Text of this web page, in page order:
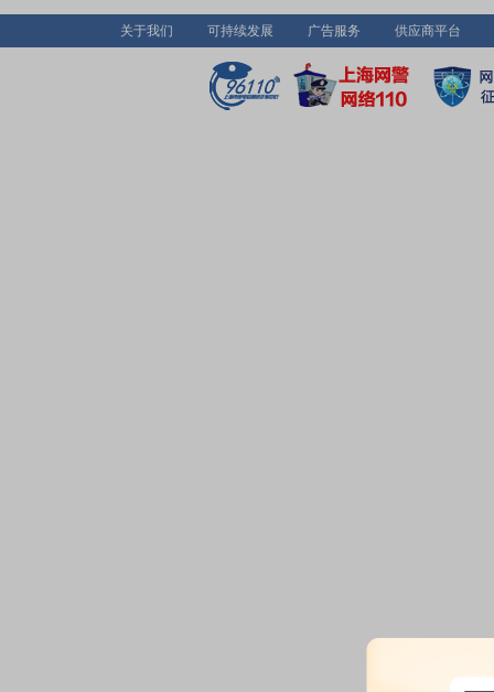
关于我们 可持续发展 广告服务 供应商平台